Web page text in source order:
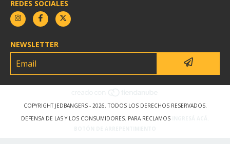
REDES SOCIALES
NEWSLETTER
COPYRIGHT JEDBANGERS - 2026. TODOS LOS DERECHOS RESERVADOS.
DEFENSA DE LAS Y LOS CONSUMIDORES. PARA RECLAMOS